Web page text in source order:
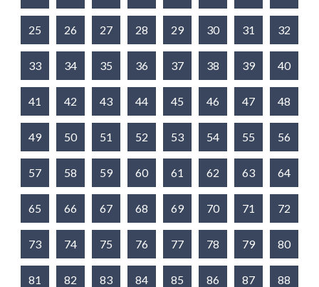
25 26 27 28 29 30 31 32
33 34 35 36 37 38 39 40
41 42 43 44 45 46 47 48
49 50 51 52 53 54 55 56
57 58 59 60 61 62 63 64
65 66 67 68 69 70 71 72
73 74 75 76 77 78 79 80
81 82 83 84 85 86 87 88